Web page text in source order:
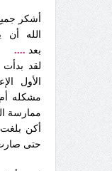
أشكر
الله
بعد ....
لقد
الأول
مشكله
ممارسة
أكن
حتى صارت